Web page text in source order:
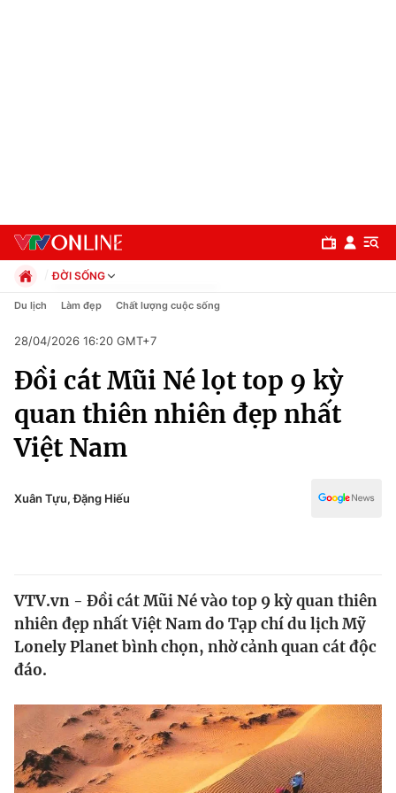
Chuyên mục
Xã hội
Pháp luật
Thế giới
Tin tức
Thế giới đó đây
Câu chuyện quốc tế
Kinh tế
Thị trường
Góc doanh nghiệp
Dữ liệu và đời sống
Truyền hình
ĐỜI SỐNG
Chính trị
Pháp luật
Kinh tế
Thể thao
Truyền hình
Văn hóa - Giải trí
Công nghệ
Du lịch Làm đẹp Chất lượng cuộc sống
28/04/2026 16:20 GMT+7
Đồi cát Mũi Né lọt top 9 kỳ
quan thiên nhiên đẹp nhất
Việt Nam
Xuân Tựu, Đặng Hiếu
VTV.vn - Đồi cát Mũi Né vào top 9 kỳ quan thiên
nhiên đẹp nhất Việt Nam do Tạp chí du lịch Mỹ
Lonely Planet bình chọn, nhờ cảnh quan cát độc
đáo.